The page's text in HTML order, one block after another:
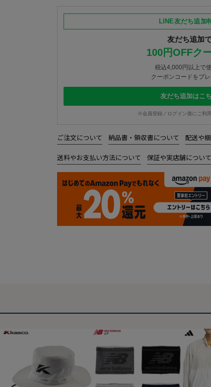
LINE友だち追加
友だち追加
100円OFFク
税込4,000円以上で
クーポンコードをプレ
友だち追加はこ
※会員登録／ログイン後にご利
ご注文について 納品書・領収書について 配送や
送料やお支払い方法について 保証や実店舗について